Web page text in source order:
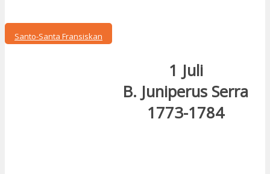
Santo-Santa Fransiskan
1 Juli
B. Juniperus Serra
1773-1784